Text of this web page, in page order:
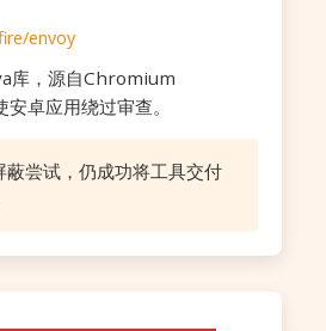
envoy
库，源自Chromium
卓应用绕过审查。
蔽尝试，仍成功将工具交付